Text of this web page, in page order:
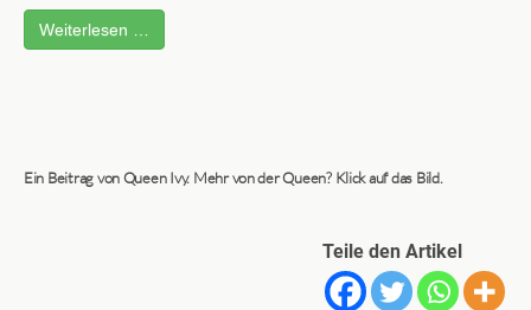
Weiterlesen …
Ein Beitrag von Queen Ivy. Mehr von der Queen? Klick auf das Bild.
Teile den Artikel